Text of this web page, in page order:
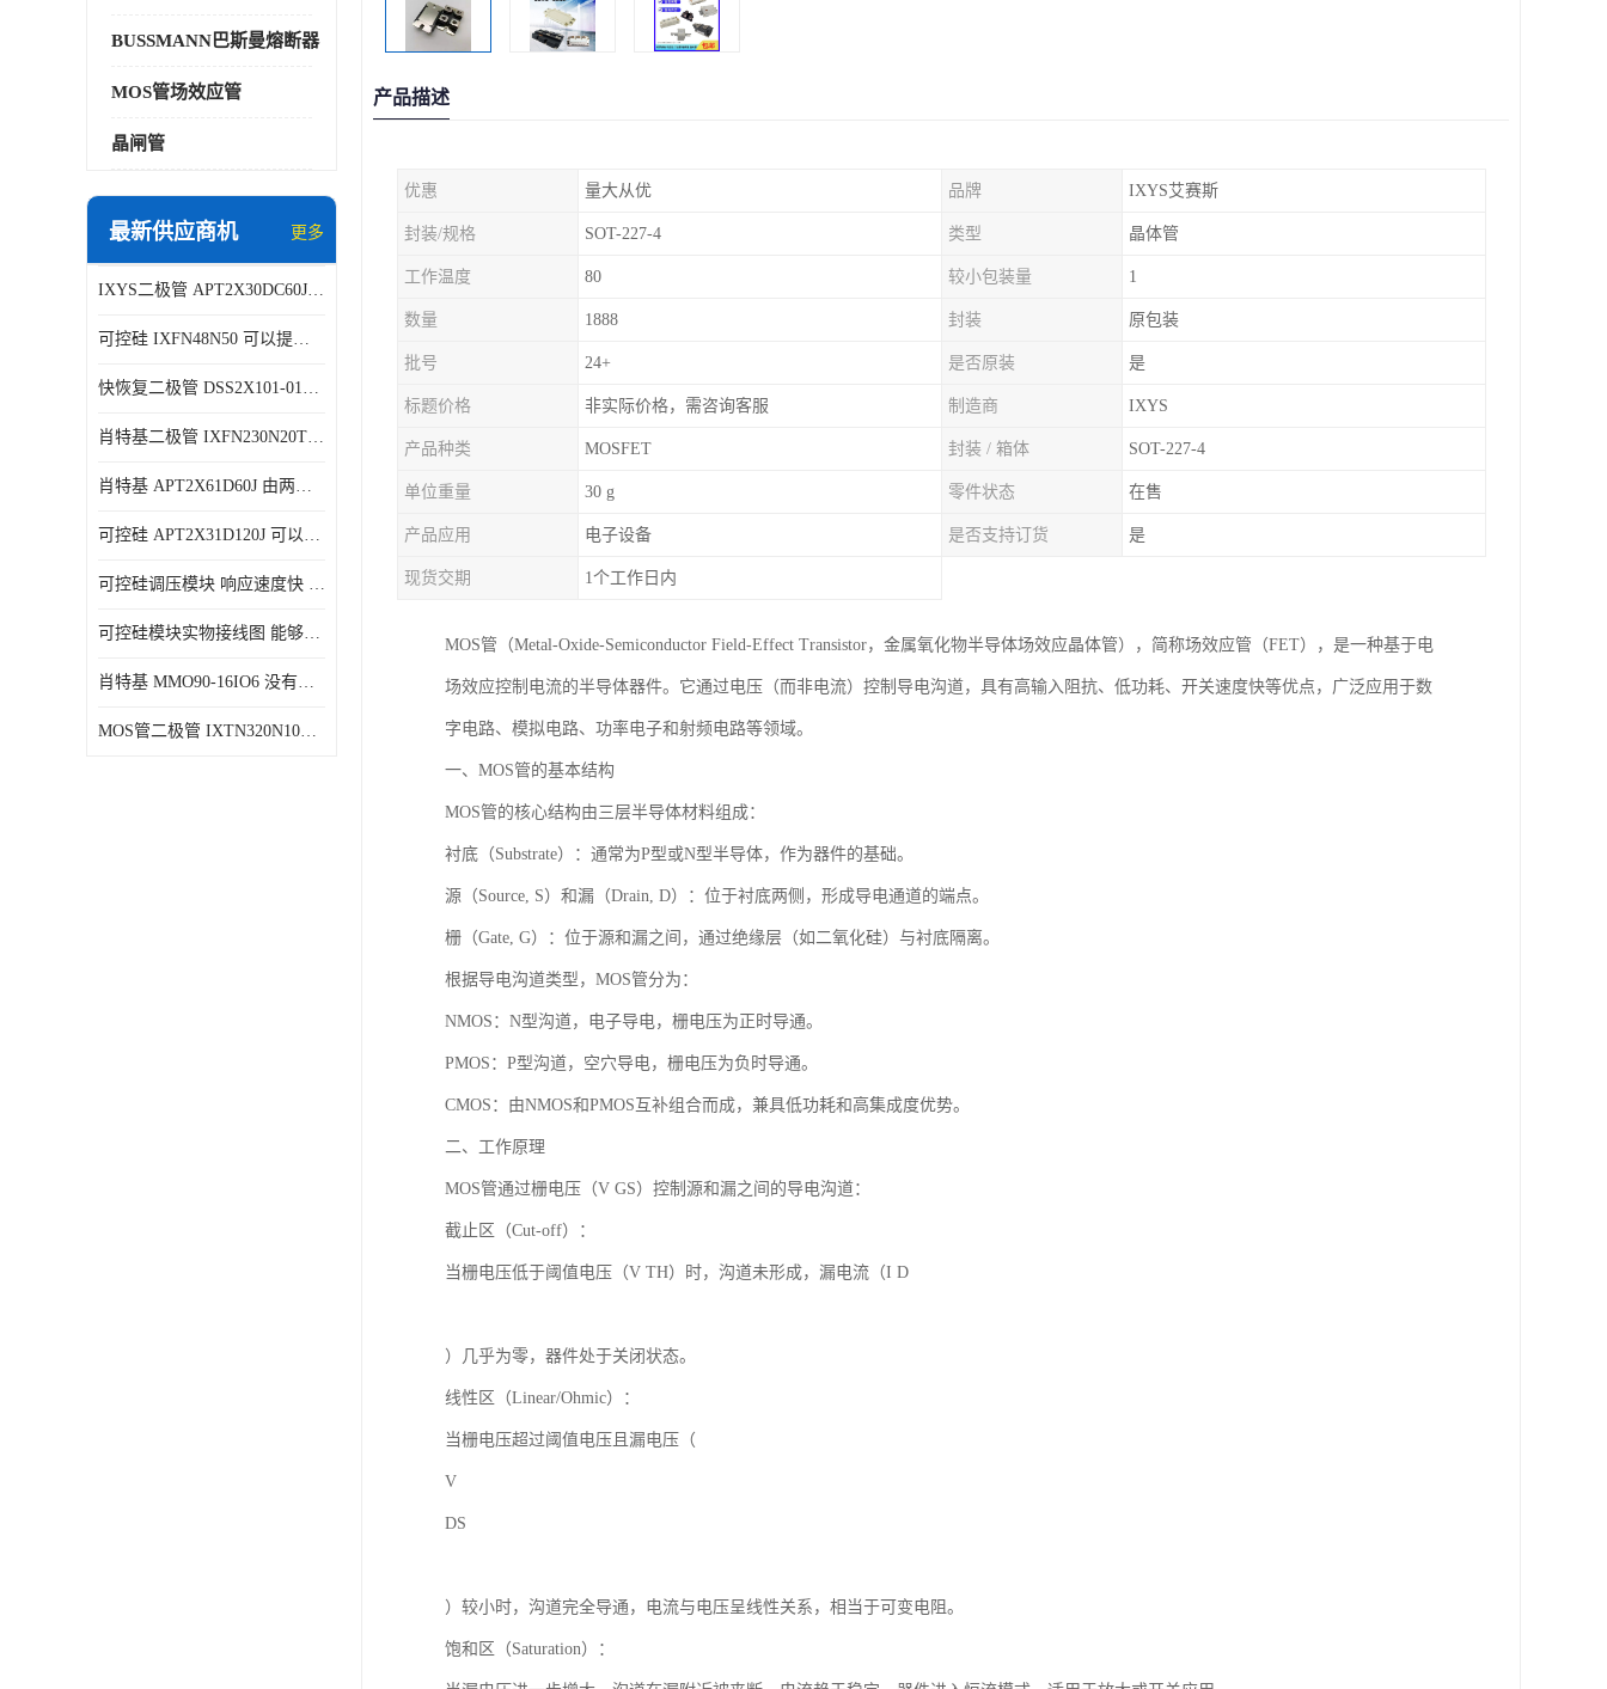
BUSSMANN巴斯曼熔断器
MOS管场效应管
晶闸管
最新供应商机 更多
IXYS二极管 APT2X30DC60J 结构简单
可控硅 IXFN48N50 可以提供稳定的电压输出
快恢复二极管 DSS2X101-015A 具有较高的可靠性
肖特基二极管 IXFN230N20T 可以提供稳定的电压输出
肖特基 APT2X61D60J 由两个半导体材料组成
可控硅 APT2X31D120J 可以提供稳定的电压输出
可控硅调压模块 响应速度快 可控性强
可控硅模块实物接线图 能够减少能量损耗 响应速度快
肖特基 MMO90-16IO6 没有机械移动部件
MOS管二极管 IXTN320N10T 由两个半导体材料组成
产品描述
优惠 量大从优 品牌 IXYS艾赛斯
封装/规格 SOT-227-4 类型 晶体管
工作温度 80 较小包装量 1
数量 1888 封装 原包装
批号 24+ 是否原装 是
标题价格 非实际价格，需咨询客服 制造商 IXYS
产品种类 MOSFET 封装 / 箱体 SOT-227-4
单位重量 30 g 零件状态 在售
产品应用 电子设备 是否支持订货 是
现货交期 1个工作日内
MOS管（Metal-Oxide-Semiconductor Field-Effect Transistor，金属氧化物半导体场效应晶体管），简称场效应管（FET），是一种基于电
场效应控制电流的半导体器件。它通过电压（而非电流）控制导电沟道，具有高输入阻抗、低功耗、开关速度快等优点，广泛应用于数
字电路、模拟电路、功率电子和射频电路等领域。
一、MOS管的基本结构
MOS管的核心结构由三层半导体材料组成：
衬底（Substrate）：通常为P型或N型半导体，作为器件的基础。
源（Source, S）和漏（Drain, D）：位于衬底两侧，形成导电通道的端点。
栅（Gate, G）：位于源和漏之间，通过绝缘层（如二氧化硅）与衬底隔离。
根据导电沟道类型，MOS管分为：
NMOS：N型沟道，电子导电，栅电压为正时导通。
PMOS：P型沟道，空穴导电，栅电压为负时导通。
CMOS：由NMOS和PMOS互补组合而成，兼具低功耗和高集成度优势。
二、工作原理
MOS管通过栅电压（V GS）控制源和漏之间的导电沟道：
截止区（Cut-off）：
当栅电压低于阈值电压（V TH）时，沟道未形成，漏电流（I D
）几乎为零，器件处于关闭状态。
线性区（Linear/Ohmic）：
当栅电压超过阈值电压且漏电压（
V
DS
）较小时，沟道完全导通，电流与电压呈线性关系，相当于可变电阻。
饱和区（Saturation）：